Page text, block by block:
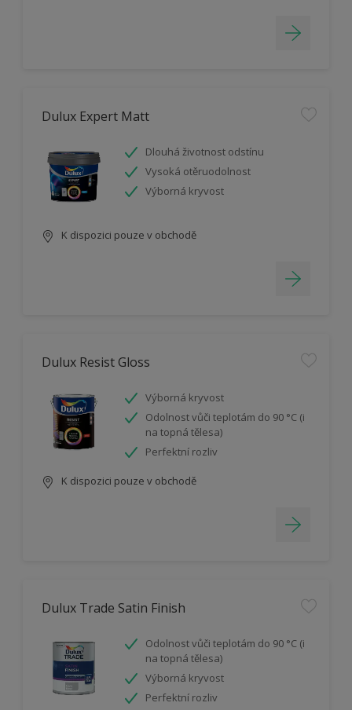
Dulux Expert Matt
Dlouhá životnost odstínu
Vysoká otěruodolnost
Výborná kryvost
K dispozici pouze v obchodě
Dulux Resist Gloss
Výborná kryvost
Odolnost vůči teplotám do 90 °C (i
na topná tělesa)
Perfektní rozliv
K dispozici pouze v obchodě
Dulux Trade Satin Finish
Odolnost vůči teplotám do 90 °C (i
na topná tělesa)
Výborná kryvost
Perfektní rozliv